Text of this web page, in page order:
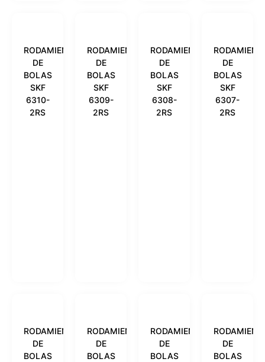
RODAMIENTO
DE
BOLAS
SKF
6310-
2RS
RODAMIENTO
DE
BOLAS
SKF
6309-
2RS
RODAMIENTO
DE
BOLAS
SKF
6308-
2RS
DE
BOLAS
SKF
6307-
2RS
RODAMIENTO
DE
BOLAS
RODAMIENTO
DE
BOLAS
RODAMIENTO
DE
BOLAS
DE
BOLAS